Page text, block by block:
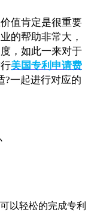
值肯定是很重要
的帮助非常大，
，如此一来对于
美国专利申请费
?一起进行对应的
以轻松的完成专利